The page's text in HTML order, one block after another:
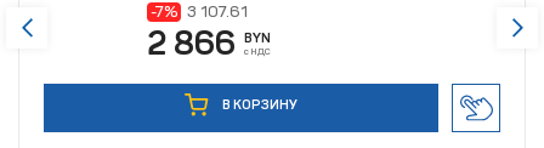
-7% 3 107.61
2 866 BYN
с НДС
В КОРЗИНУ